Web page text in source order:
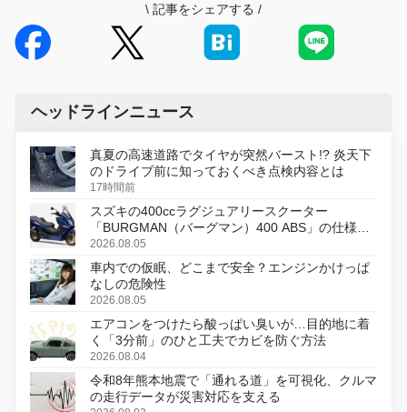
\ 記事をシェアする /
ヘッドラインニュース
真夏の高速道路でタイヤが突然バースト!? 炎天下
のドライブ前に知っておくべき点検内容とは
17時間前
スズキの400ccラグジュアリースクーター
「BURGMAN（バーグマン）400 ABS」の仕様を
変更し、8月18日に発売
2026.08.05
車内での仮眠、どこまで安全？エンジンかけっぱ
なしの危険性
2026.08.05
エアコンをつけたら酸っぱい臭いが…目的地に着
く「3分前」のひと工夫でカビを防ぐ方法
2026.08.04
令和8年熊本地震で「通れる道」を可視化、クルマ
の走行データが災害対応を支える